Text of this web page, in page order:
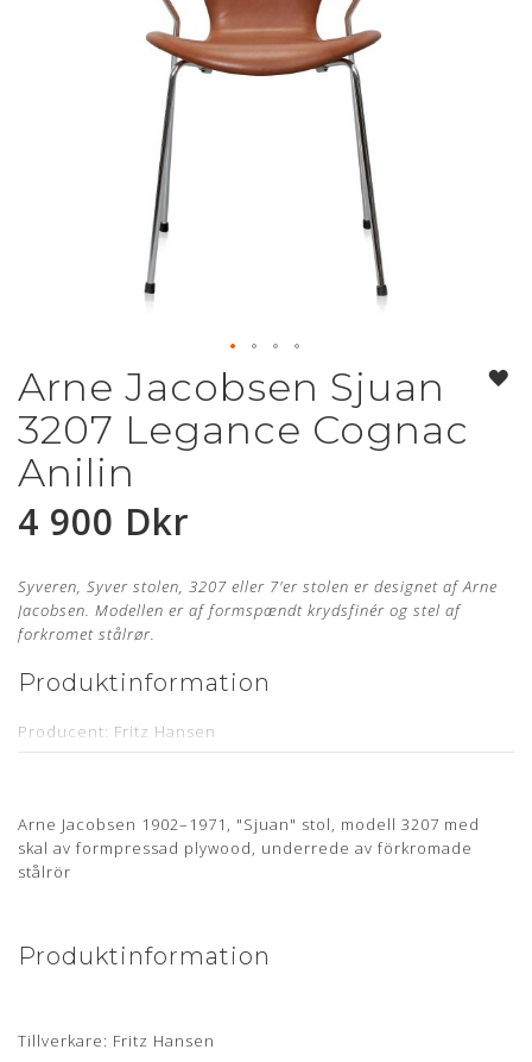
Hoppa
till
början
av
bildgalleriet
Arne Jacobsen Sjuan
3207 Legance Cognac
Anilin
4 900 Dkr
Syveren, Syver stolen, 3207 eller 7'er stolen er designet af Arne
Jacobsen. Modellen er af formspændt krydsfinér og stel af
forkromet stålrør.
Produktinformation
Producent: Fritz Hansen
Sædehøjde: 44,5 cm - med mulighed for benforlængelse
Armlænshøjde: Ca. 68,5 cm (uden benforlængelse)
Stand: Renoveret, originalt møbel, som er nypolstret hos
egen møbelpolstrer. Læs mere her
Mangler du en ny polstring til din Arne Jacobsen stol?
Arne Jacobsen 1902–1971, "Sjuan" stol, modell 3207 med
skal av formpressad plywood, underrede av förkromade
stålrör
Produktinformation
Tillverkare: Fritz Hansen